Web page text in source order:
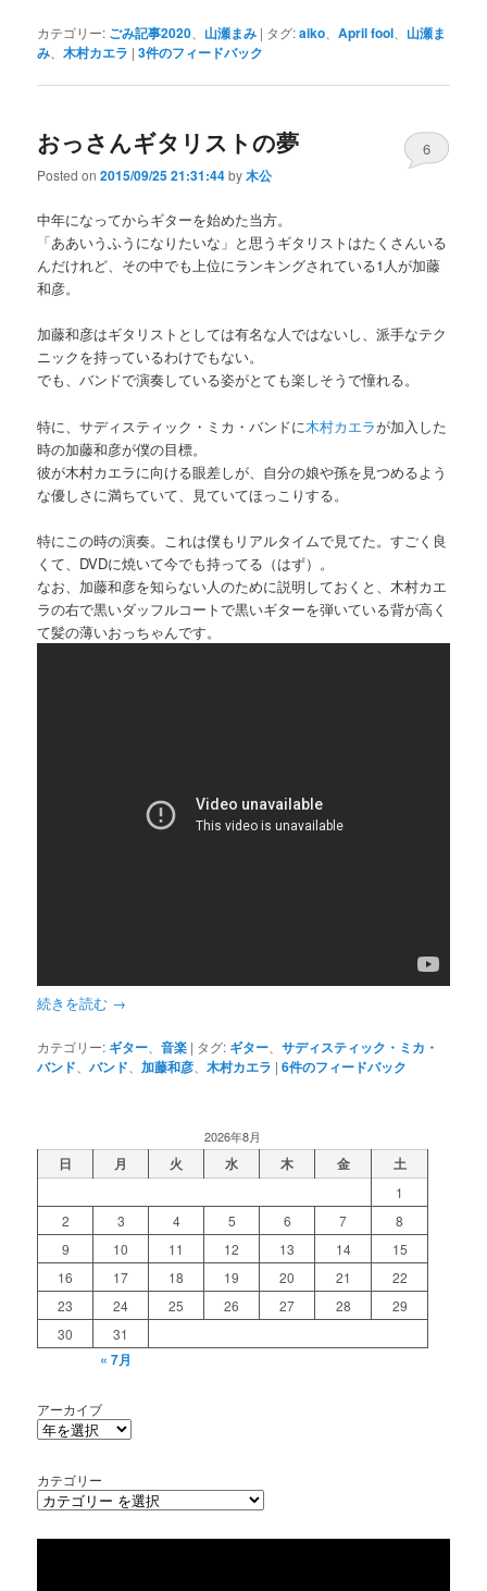
カテゴリー: ごみ記事2020 山瀬まみ | タグ:aiko 、April fool
山瀬ま
み 、木村カエラ |3件のフィードバック
おっさんギタリストの夢
Posted on2015/09/25 21:31:44by木公
6
中年になってからギターを始めた当方。
「ああいうふうになりたいな」と思うギタリストはたくさんいる
んだけれど、その中でも上位にランキングされている1人が加藤
和彦。
加藤和彦はギタリストとしては有名な人ではないし、派手なテク
ニックを持っているわけでもない。
でも、バンドで演奏している姿がとても楽しそうで憧れる。
特に、サディスティック・ミカ・バンドに木村カエラが加入した
時の加藤和彦が僕の目標。
彼が木村カエラに向ける眼差しが、自分の娘や孫を見つめるよう
な優しさに満ちていて、見ていてほっこりする。
特にこの時の演奏。これは僕もリアルタイムで見てた。すごく良
くて、DVDに焼いて今でも持ってる（はず）。
なお、加藤和彦を知らない人のために説明しておくと、木村カエ
ラの右で黒いダッフルコートで黒いギターを弾いている背が高く
て髪の薄いおっちゃんです。
続きを読む →
カテゴリー: ギター 、音楽 | タグ: ギター 、サディスティック・ミカ・
バンド 、バンド 、加藤和彦 、木村カエラ |6件のフィードバック
2026年8月
日 月 火 水 木 金 土
1
2
3 4 5 6 7
8
9
10 11 12 13 14
15
16
17 18 19 20 21
22
23
24 25 26 27 28
29
30
31
« 7月
アーカイブ
カテゴリー